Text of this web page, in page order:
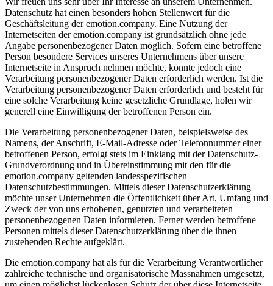
Datenschutz hat einen besonders hohen Stellenwert für die
Geschäftsleitung der emotion.company. Eine Nutzung der
Internetseiten der emotion.company ist grundsätzlich ohne jede
Angabe personenbezogener Daten möglich. Sofern eine betroffene
Person besondere Services unseres Unternehmens über unsere
Internetseite in Anspruch nehmen möchte, könnte jedoch eine
Verarbeitung personenbezogener Daten erforderlich werden. Ist die
Verarbeitung personenbezogener Daten erforderlich und besteht für
eine solche Verarbeitung keine gesetzliche Grundlage, holen wir
generell eine Einwilligung der betroffenen Person ein.
Die Verarbeitung personenbezogener Daten, beispielsweise des
Namens, der Anschrift, E-Mail-Adresse oder Telefonnummer einer
betroffenen Person, erfolgt stets im Einklang mit der Datenschutz-
Grundverordnung und in Übereinstimmung mit den für die
emotion.company geltenden landesspezifischen
Datenschutzbestimmungen. Mittels dieser Datenschutzerklärung
möchte unser Unternehmen die Öffentlichkeit über Art, Umfang und
Zweck der von uns erhobenen, genutzten und verarbeiteten
personenbezogenen Daten informieren. Ferner werden betroffene
Personen mittels dieser Datenschutzerklärung über die ihnen
zustehenden Rechte aufgeklärt.
Die emotion.company hat als für die Verarbeitung Verantwortlicher
zahlreiche technische und organisatorische Massnahmen umgesetzt,